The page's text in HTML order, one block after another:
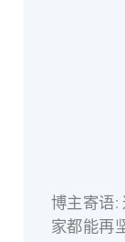
博主寄语:
家都能再